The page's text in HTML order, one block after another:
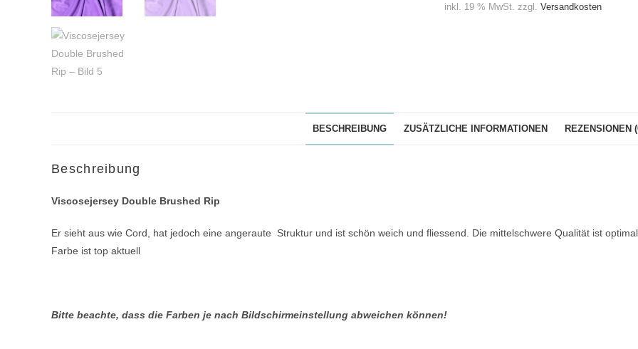
inkl. 19 % MwSt. zzgl. Versandkosten
BESCHREIBUNG ZUSÄTZLICHE INFORMATIONEN REZENSIONEN
Beschreibung
Viscosejersey Double Brushed Rip
Er sieht aus wie Cord, hat jedoch eine angeraute Struktur und ist schön weich und fliessend. Die mittelschwere Qualität ist
Farbe ist top aktuell
Bitte beachte, dass die Farben je nach Bildschirmeinstellung abweichen können!